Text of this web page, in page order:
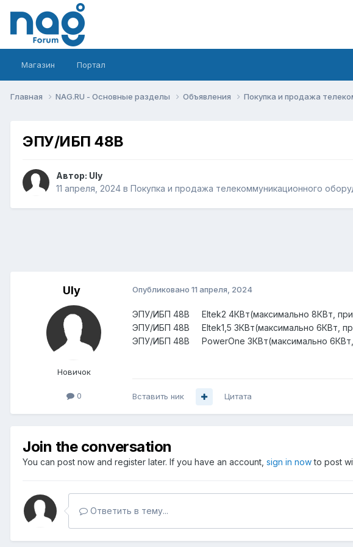
Магазин Портал
Главная NAG.RU - Основные разделы Объявления Покупка и продажа
ЭПУ/ИБП 48В
Автор: Uly
11 апреля, 2024 в Покупка и продажа телекоммуникационного
Uly
Новичок
0
Опубликовано 11 апреля, 2024
ЭПУ/ИБП 48В Eltek2 4КВт(максимально 8КВт,
ЭПУ/ИБП 48В Eltek1,5 3КВт(максимально 6КВт,
ЭПУ/ИБП 48В PowerOne 3КВт(максимально
Вставить ник Цитата
Join the conversation
You can post now and register later. If you have an account, sign in nowto post
Ответить в тему...